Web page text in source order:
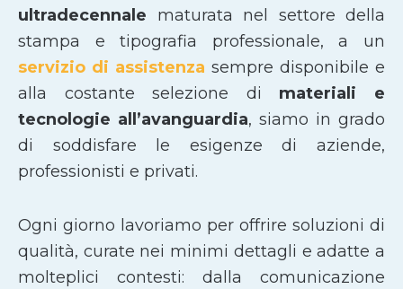
ultradecennale maturata nel settore della
stampa e tipografia professionale, a un
servizio di assistenza sempre disponibile e
alla costante selezione di materiali e
tecnologie all’avanguardia, siamo in grado
di soddisfare le esigenze di aziende,
professionisti e privati.
Ogni giorno lavoriamo per offrire soluzioni di
qualità, curate nei minimi dettagli e adatte a
molteplici contesti: dalla comunicazione